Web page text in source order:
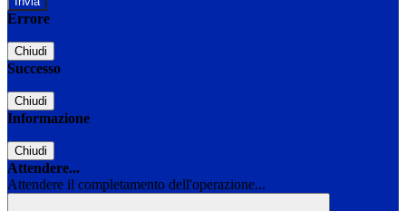
Errore
Chiudi
Successo
Chiudi
Informazione
Chiudi
Attendere...
Attendere il completamento dell'operazione...